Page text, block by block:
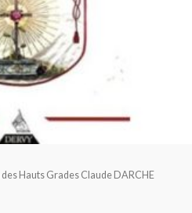
Hauts Grades Claude DARCHE